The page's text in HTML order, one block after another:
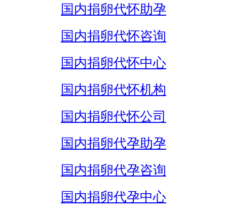
国内捐卵代怀助孕
国内捐卵代怀咨询
国内捐卵代怀中心
国内捐卵代怀机构
国内捐卵代怀公司
国内捐卵代孕助孕
国内捐卵代孕咨询
国内捐卵代孕中心